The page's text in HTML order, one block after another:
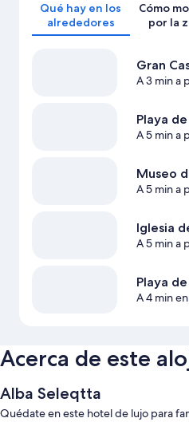
Qué hay en los
alrededores
Cómo
por la
Gran
A 3 min a
Playa
A 5 min a
Museo
A 5 min a
Iglesia
A 5 min a
Playa
A 4 min
Acerca de este
Alba Seleqtta
Quédate en este hotel de lujo para